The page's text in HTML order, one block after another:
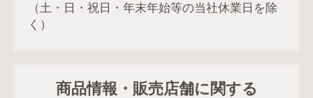
（土・日・祝日・年末年始等の当社休業日を除
く）
商品情報・販売店舗に関する